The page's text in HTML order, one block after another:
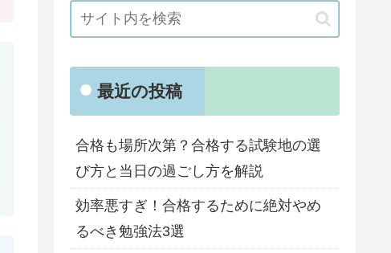
最近の投稿
合格も場所次第？合格する試験地の選
び方と当日の過ごし方を解説
効率悪すぎ！合格するために絶対やめ
るべき勉強法3選